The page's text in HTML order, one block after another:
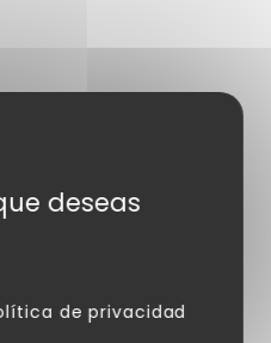
deseas
de privacidad